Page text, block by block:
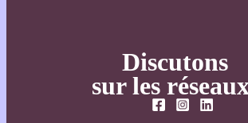
Discutons
sur les